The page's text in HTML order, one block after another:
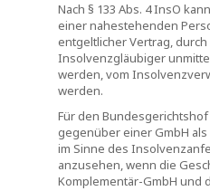
Nach § 133 Abs. 4 InsO
einer nahestehenden
entgeltlicher Vertrag,
Insolvenzgläubiger
werden, vom
werden.
Für den Bundesgerichtshof
gegenüber einer GmbH
im Sinne des
anzusehen, wenn die
Komplementär-GmbH und